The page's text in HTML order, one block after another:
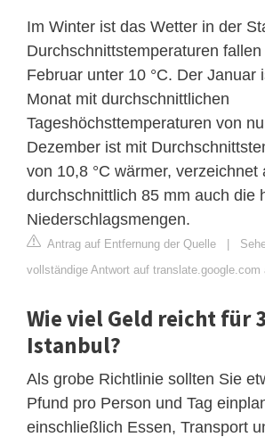
Im Winter ist das Wetter in der
Durchschnittstemperaturen
Februar unter 10 °C. Der Januar
Monat mit durchschnittlichen
Tageshöchsttemperaturen von
Dezember ist mit
von 10,8 °C wärmer, verzeichnet
durchschnittlich 85 mm auch die
Niederschlagsmengen.
Antrag auf Entfernung der Quelle |
vollständige Antwort auf translate.google.com
Wie viel Geld reicht für
Istanbul?
Als grobe Richtlinie sollten Sie
Pfund pro Person und Tag
einschließlich Essen, Transport